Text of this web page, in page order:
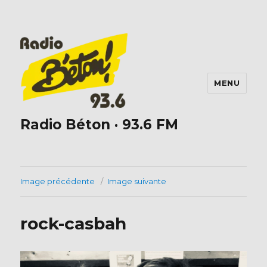
Radio Béton · 93.6 FM
MENU
Image précédente Image suivante
rock-casbah